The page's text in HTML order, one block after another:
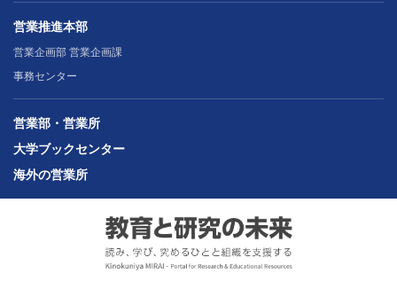
営業推進本部
営業企画部 営業企画課
事務センター
営業部・営業所
大学ブックセンター
海外の営業所